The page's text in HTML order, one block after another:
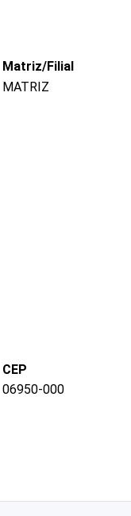
Matriz/Filial
MATRIZ
CEP
06950-000